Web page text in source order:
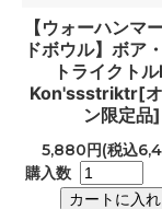
【ウォーハンマ
ドボウル】ボア
トライクト
Kon'ssstriktr[オ
ン限定品]
5,880円(税込
購入数